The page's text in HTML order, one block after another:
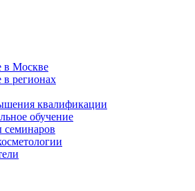
в Москве
в регионах
квалификации
обучение